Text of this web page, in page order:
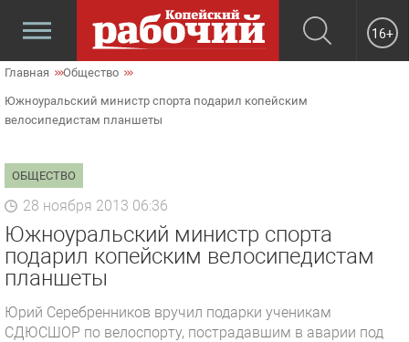
16+
Главная Общество
Южноуральский министр спорта подарил копейским
велосипедистам планшеты
ОБЩЕСТВО
28 ноября 2013 06:36
Южноуральский министр спорта
подарил копейским велосипедистам
планшеты
Юрий Серебренников вручил подарки ученикам
СДЮСШОР по велоспорту, пострадавшим в аварии под